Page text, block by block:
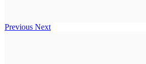
Previous Next